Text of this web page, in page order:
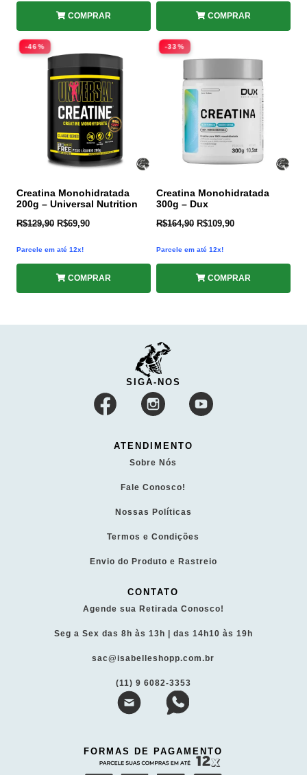
COMPRAR COMPRAR
-46%
Creatina Monohidratada
200g – Universal Nutrition
R$129,90 R$69,90
Parcele em até 12x!
COMPRAR
-33%
Creatina Monohidratada
300g – Dux
R$164,90 R$109,90
Parcele em até 12x!
COMPRAR
SIGA-NOS
ATENDIMENTO
Sobre Nós
Fale Conosco!
Nossas Políticas
Termos e Condições
Envio do Produto e Rastreio
CONTATO
Agende sua Retirada Conosco!
Seg a Sex das 8h às 13h | das 14h10 às 19h
sac@isabelleshopp.com.br
(11) 9 6082-3353
FORMAS DE PAGAMENTO